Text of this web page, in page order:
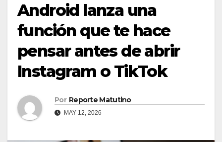
Android lanza una
función que te hace
pensar antes de abrir
Instagram o TikTok
Por Reporte Matutino
MAY 12, 2026